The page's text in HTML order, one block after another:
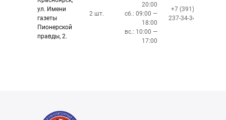
ул. Имени
газеты
Пионерской
правды, 2.
2 шт.
20:00
сб.: 09:00 —
18:00
вс.: 10:00 —
17:00
+7 (391)
237-34-34